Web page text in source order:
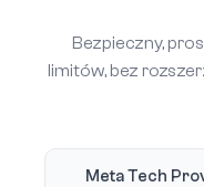
Bezpieczny,
limitów, bez
Meta Tech